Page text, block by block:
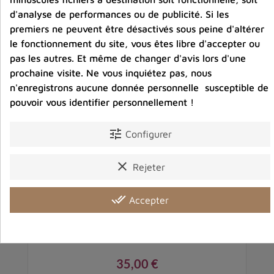
35,00 €
d'analyse de performances ou de publicité. Si les
premiers ne peuvent être désactivés sous peine d'altérer
le fonctionnement du site, vous êtes libre d'accepter ou
pas les autres. Et même de changer d'avis lors d'une
prochaine visite. Ne vous inquiétez pas, nous
n'enregistrons aucune donnée personnelle susceptible de
pouvoir vous identifier personnellement !
tune Configurer
clear Rejeter
done_all Accepter